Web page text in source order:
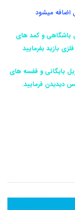
میشود
باشگاهی و کمد های
بازید بفرمایید
بایگانی و قفسه های
دیدیدن فرمایید.